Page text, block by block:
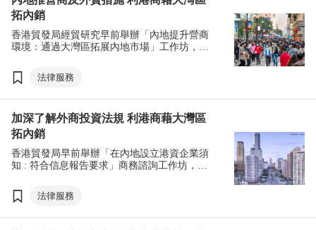
拓內銷
香港貿發局經貿研究早前舉辦「內地提升營商
環境：通過大灣區拓展內地市場」工作坊，請
及上海市商務委員會駐香港貿發局中國商務顧
問孫健，剖析大灣區的稅務、投資等措施，助
法律服務
加深了解外商投資法規 利港商藉大灣區
拓內銷
香港貿發局早前舉辦「在內地設立港資企業須
知 : 符合信息報告要求」商務諮詢工作坊，邀
商投資內地，以及外資在內地開設公司時，應
如何在「信息報告制度」上做到合規要求和相
法律服務